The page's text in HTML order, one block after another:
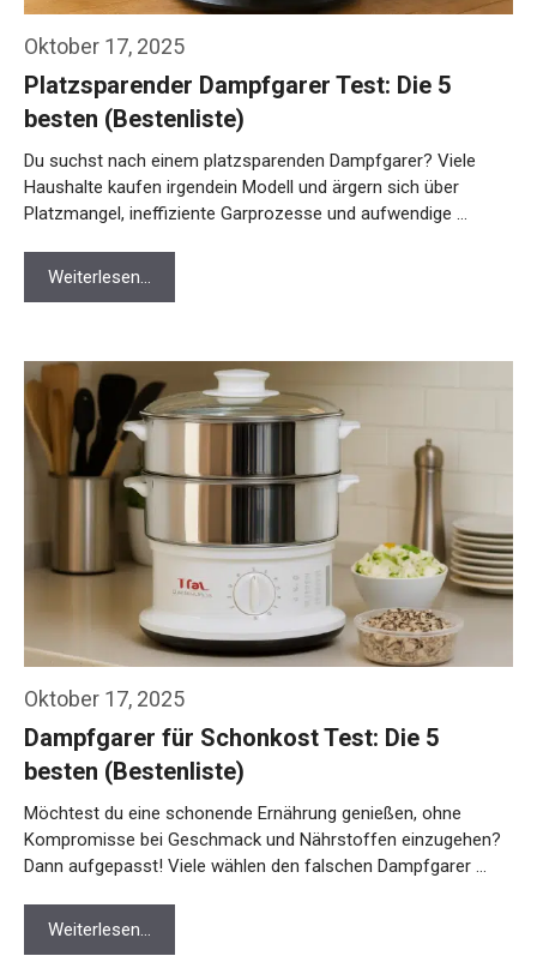
Oktober 17, 2025
Platzsparender Dampfgarer Test: Die 5
besten (Bestenliste)
Du suchst nach einem platzsparenden Dampfgarer? Viele
Haushalte kaufen irgendein Modell und ärgern sich über
Platzmangel, ineffiziente Garprozesse und aufwendige …
Weiterlesen…
Oktober 17, 2025
Dampfgarer für Schonkost Test: Die 5
besten (Bestenliste)
Möchtest du eine schonende Ernährung genießen, ohne
Kompromisse bei Geschmack und Nährstoffen einzugehen?
Dann aufgepasst! Viele wählen den falschen Dampfgarer …
Weiterlesen…